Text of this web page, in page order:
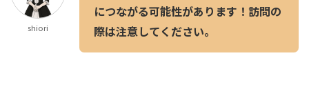
shiori
につながる可能性があります！訪問の
際は注意してください。